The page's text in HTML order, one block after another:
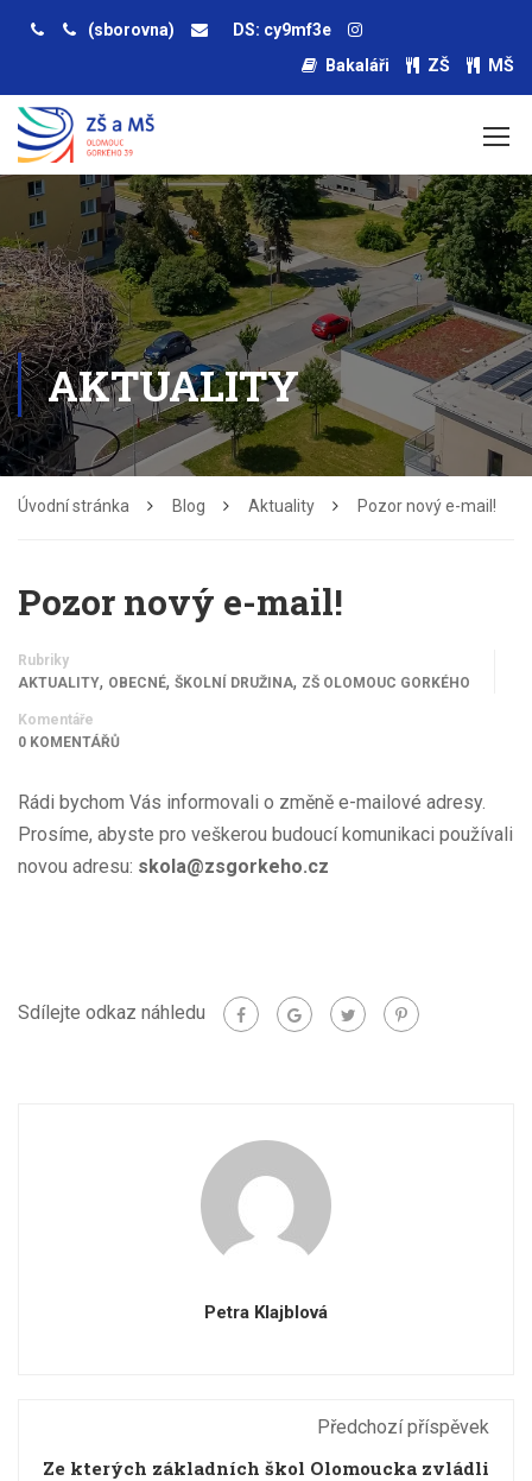
(sborovna)
DS: cy9mf3e
Bakaláři
ZŠ MŠ
AKTUALITY
Úvodní stránka Blog Aktuality Pozor nový e-mail!
Pozor nový e-mail!
Rubriky
AKTUALITY, OBECNÉ, ŠKOLNÍ DRUŽINA, ZŠ OLOMOUC GORKÉHO
Komentáře
0 KOMENTÁŘŮ
Rádi bychom Vás informovali o změně e-mailové adresy.
Prosíme, abyste pro veškerou budoucí komunikaci používali
novou adresu: skola@zsgorkeho.cz
Sdílejte odkaz náhledu
Petra Klajblová
Předchozí příspěvek
Ze kterých základních škol Olomoucka zvládli